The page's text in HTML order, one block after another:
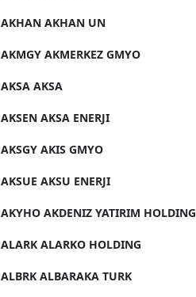
AKHAN AKHAN UN
AKMGY AKMERKEZ GMYO
AKSA AKSA
AKSEN AKSA ENERJI
AKSGY AKIS GMYO
AKSUE AKSU ENERJI
AKYHO AKDENIZ YATIRIM HOLDING
ALARK ALARKO HOLDING
ALBRK ALBARAKA TURK